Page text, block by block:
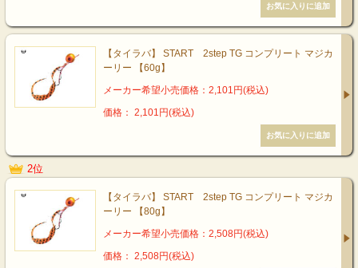
【タイラバ】 START 2step TG コンプリート マジカ
ーリー 【60g】
メーカー希望小売価格：2,101円(税込)
価格： 2,101円(税込)
2位
【タイラバ】 START 2step TG コンプリート マジカ
ーリー 【80g】
メーカー希望小売価格：2,508円(税込)
価格： 2,508円(税込)